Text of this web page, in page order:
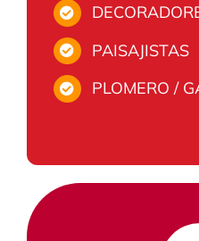
PAISAJISTAS
PLOMERO /